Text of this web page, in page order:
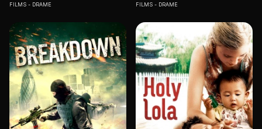
FILMS DRAME FILMS DRAME